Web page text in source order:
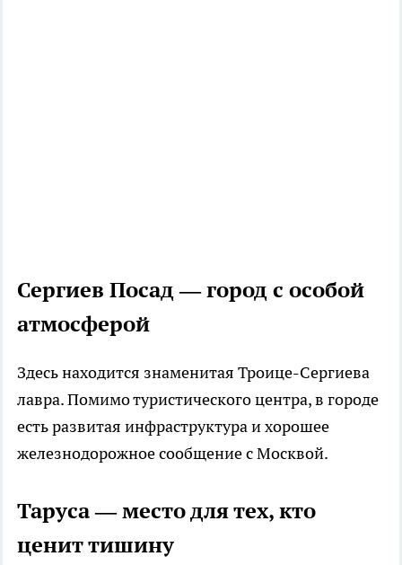
Сергиев Посад — город с особой
атмосферой
Здесь находится знаменитая Троице-Сергиева
лавра. Помимо туристического центра, в городе
есть развитая инфраструктура и хорошее
железнодорожное сообщение с Москвой.
Таруса — место для тех, кто
ценит тишину